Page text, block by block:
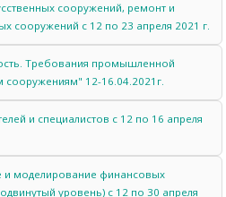
сооружений, ремонт и
сооружений с 12 по 23 апреля 2021 г.
Требования промышленной
12-16.04.2021г.
и специалистов с 12 по 16 апреля
моделирование финансовых
уровень) с 12 по 30 апреля